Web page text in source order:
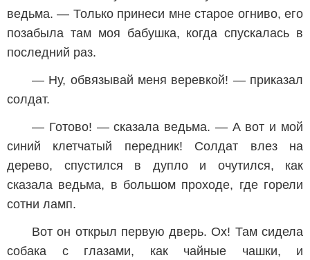
ведьма. — Только принеси мне старое огниво, его
позабыла там моя бабушка, когда спускалась в
последний раз.
— Ну, обвязывай меня веревкой! — приказал
солдат.
— Готово! — сказала ведьма. — А вот и мой
синий клетчатый передник! Солдат влез на
дерево, спустился в дупло и очутился, как
сказала ведьма, в большом проходе, где горели
сотни ламп.
Вот он открыл первую дверь. Ох! Там сидела
собака с глазами, как чайные чашки, и